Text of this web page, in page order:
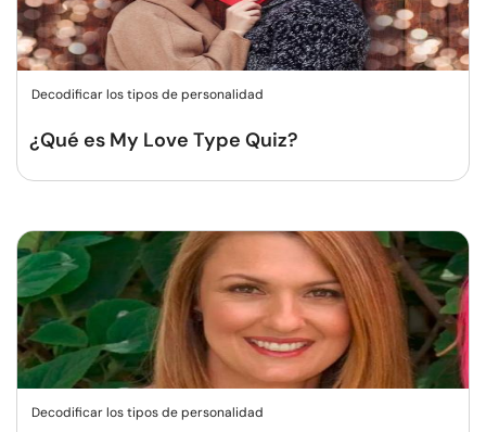
Decodificar los tipos de personalidad
¿Qué es My Love Type Quiz?
Decodificar los tipos de personalidad